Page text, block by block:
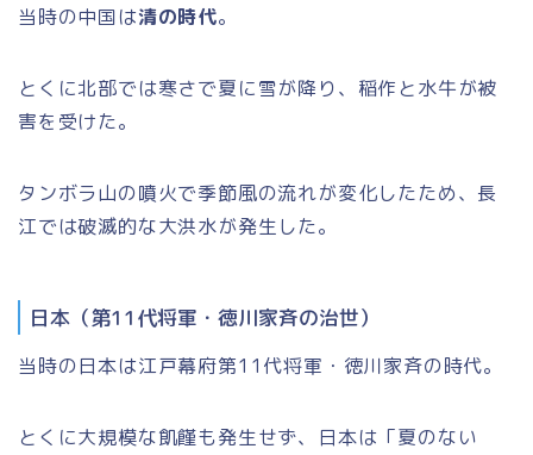
当時の中国は清の時代。
とくに北部では寒さで夏に雪が降り、稲作と水牛が被
害を受けた。
タンボラ山の噴火で季節風の流れが変化したため、長
江では破滅的な大洪水が発生した。
日本（第11代将軍・徳川家斉の治世）
当時の日本は江戸幕府第11代将軍・徳川家斉の時代。
とくに大規模な飢饉も発生せず、日本は「夏のない